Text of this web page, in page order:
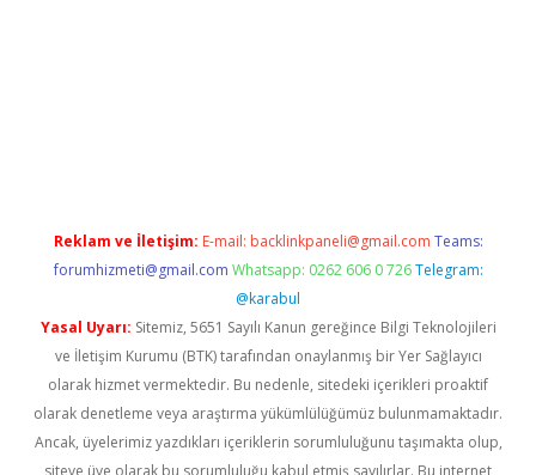
Reklam ve İletişim: E-mail: backlinkpaneli@gmail.com Teams:
forumhizmeti@gmail.com Whatsapp: 0262 606 0 726 Telegram:
@karabul
Yasal Uyarı: Sitemiz, 5651 Sayılı Kanun gereğince Bilgi Teknolojileri
ve İletişim Kurumu (BTK) tarafından onaylanmış bir Yer Sağlayıcı
olarak hizmet vermektedir. Bu nedenle, sitedeki içerikleri proaktif
olarak denetleme veya araştırma yükümlülüğümüz bulunmamaktadır.
Ancak, üyelerimiz yazdıkları içeriklerin sorumluluğunu taşımakta olup,
siteye üye olarak bu sorumluluğu kabul etmiş sayılırlar. Bu internet